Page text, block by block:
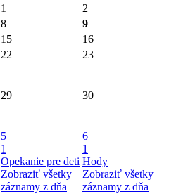
1
2
8
9
15
16
22 23
29 30
5
1
Opekanie pre deti
Zobraziť všetky
záznamy z dňa
6
1
Hody
Zobraziť všetky
záznamy z dňa